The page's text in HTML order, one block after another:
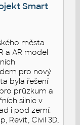
Smart
města
a AR model
pro nový
byla řešení
průzkum a
silnic v
i pod zemí.
Revit, Civil 3D,